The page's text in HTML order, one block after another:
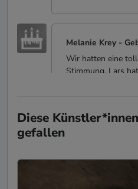
Melanie Krey -
Wir hatten eine
Stimmung. Lars
Lars
Diese
gefallen